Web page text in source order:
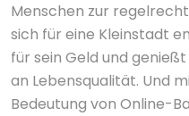
Menschen zur
sich für eine Kleinstadt
für sein Geld und
an Lebensqualität. Und
Bedeutung von Online-